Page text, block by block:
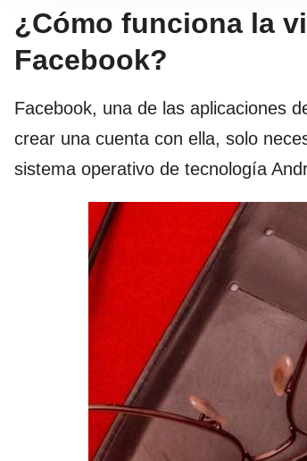
¿Cómo funciona la
Facebook?
Facebook, una de las aplicaciones
crear una cuenta con ella, solo
sistema operativo de tecnología